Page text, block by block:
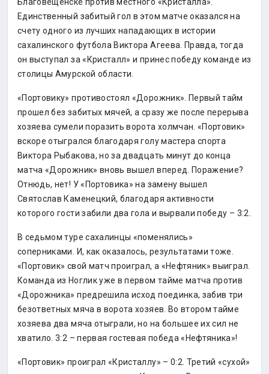
Единственный забитый гол в этом матче оказался на
счету одного из лучших нападающих в истории
сахалинского футбола Виктора Агеева. Правда, тогда
он выступал за «Кристалл» и принес победу команде из
столицы Амурской области.
«Портовику» противостоял «Дорожник». Первый тайм
прошел без забитых мячей, а сразу же после перерыва
хозяева сумели поразить ворота холмчан. «Портовик»
вскоре отыгрался благодаря голу мастера спорта
Виктора Рыбакова, но за двадцать минут до конца
матча «Дорожник» вновь вышел вперед. Поражение?
Отнюдь, нет! У «Портовика» на замену вышел
Святослав Каменецкий, благодаря активности
которого гости забили два гола и вырвали победу – 3:2.
В седьмом туре сахалинцы «поменялись»
соперниками. И, как оказалось, результатами тоже.
«Портовик» свой матч проиграл, а «Нефтяник» выиграл.
Команда из Ноглик уже в первом тайме матча против
«Дорожника» предрешила исход поединка, забив три
безответных мяча в ворота хозяев. Во втором тайме
хозяева два мяча отыграли, но на большее их сил не
хватило. 3:2 – первая гостевая победа «Нефтяника»!
«Портовик» проиграл «Кристаллу» – 0:2. Третий «сухой»